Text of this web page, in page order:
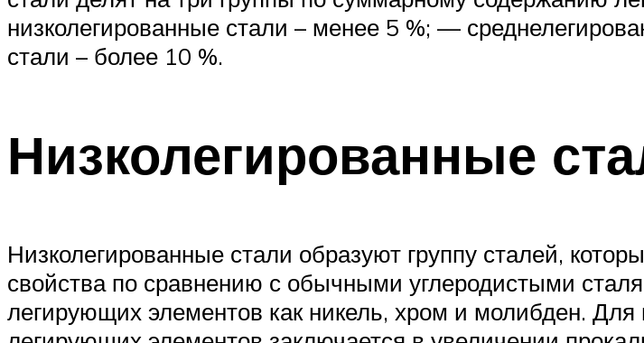
низколегированные стали – менее 5 %; —
стали – более 10 %.
Низколегированные
Низколегированные стали образуют группу сталей,
свойства по сравнению с обычными углеродистыми
легирующих элементов как никель, хром и молибден.